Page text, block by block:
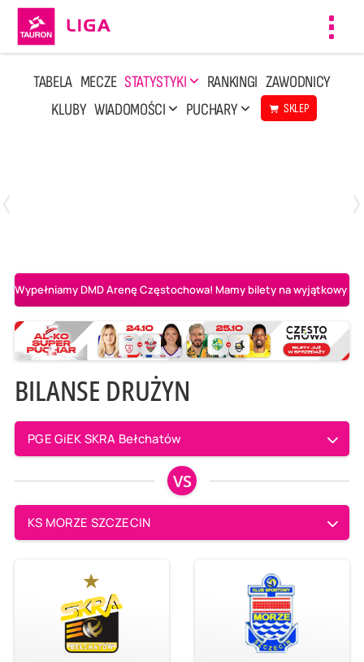
TABELA MECZE STATYSTYKI RANKINGI ZAWODNICY
KLUBY WIADOMOŚCI PUCHARY SKLEP
Wypełniamy DMD Arenę Częstochowa! Mamy bilety na wyjątkowy
BILANSE DRUŻYN
PGE GiEK SKRA Bełchatów
VS
KS MORZE SZCZECIN